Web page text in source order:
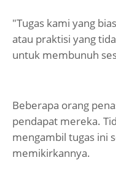
"Tugas kami yang
atau praktisi yang
untuk membunuh
Beberapa orang
pendapat mereka.
mengambil tugas ini
memikirkannya.